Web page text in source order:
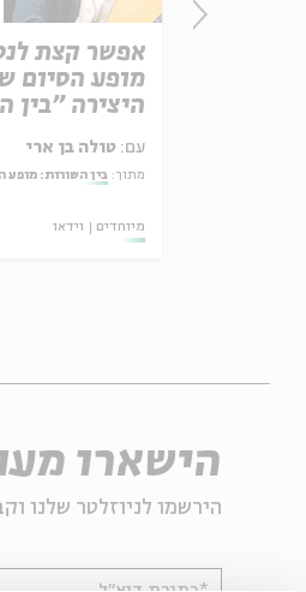
מופע הסיום
היצירה "בין
עם: טולה בן ארי
מתוך: בין השורות: מופע הסיום של
מיוחדים וידאו
הישארו
הירשמו לניוזלטר שלנו